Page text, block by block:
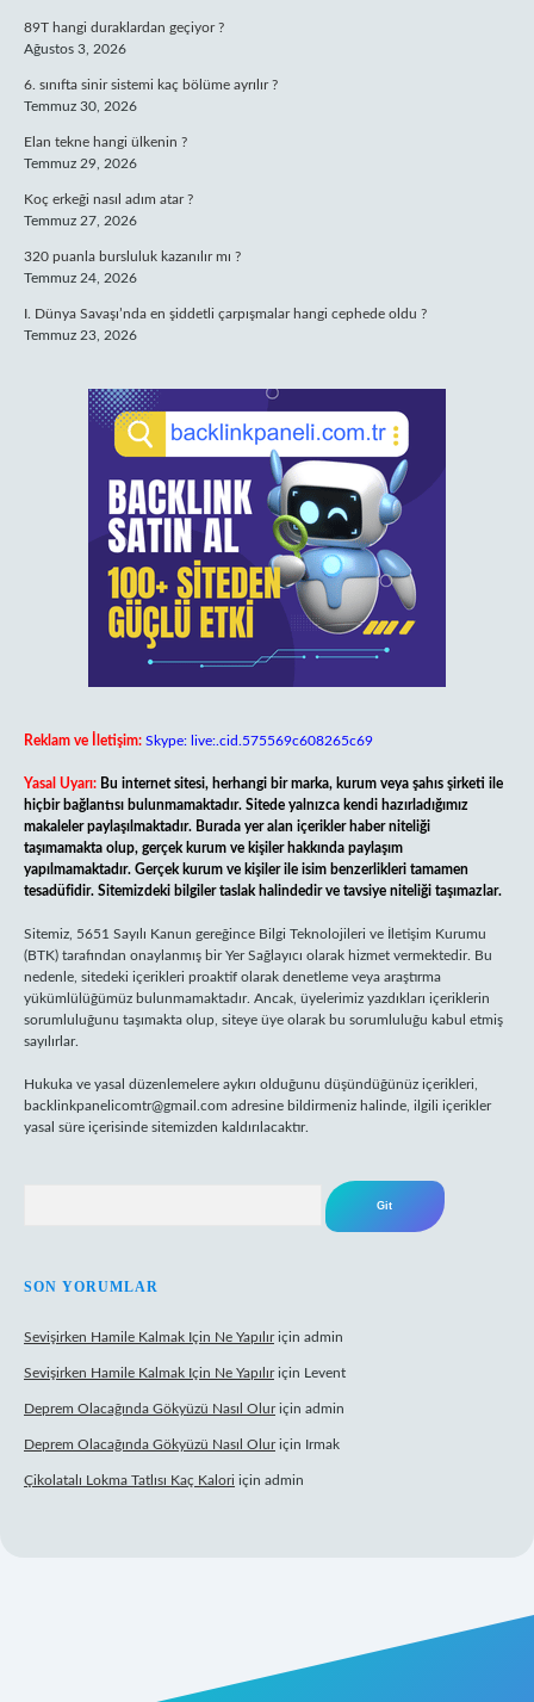
89T hangi duraklardan geçiyor ?
Ağustos 3, 2026
6. sınıfta sinir sistemi kaç bölüme ayrılır ?
Temmuz 30, 2026
Elan tekne hangi ülkenin ?
Temmuz 29, 2026
Koç erkeği nasıl adım atar ?
Temmuz 27, 2026
320 puanla bursluluk kazanılır mı ?
Temmuz 24, 2026
I. Dünya Savaşı’nda en şiddetli çarpışmalar hangi cephede oldu ?
Temmuz 23, 2026
Reklam ve İletişim: Skype: live:.cid.575569c608265c69
Yasal Uyarı: Bu internet sitesi, herhangi bir marka, kurum veya şahıs şirketi ile
hiçbir bağlantısı bulunmamaktadır. Sitede yalnızca kendi hazırladığımız
makaleler paylaşılmaktadır. Burada yer alan içerikler haber niteliği
taşımamakta olup, gerçek kurum ve kişiler hakkında paylaşım
yapılmamaktadır. Gerçek kurum ve kişiler ile isim benzerlikleri tamamen
tesadüfidir. Sitemizdeki bilgiler taslak halindedir ve tavsiye niteliği taşımazlar.
Sitemiz, 5651 Sayılı Kanun gereğince Bilgi Teknolojileri ve İletişim Kurumu
(BTK) tarafından onaylanmış bir Yer Sağlayıcı olarak hizmet vermektedir. Bu
nedenle, sitedeki içerikleri proaktif olarak denetleme veya araştırma
yükümlülüğümüz bulunmamaktadır. Ancak, üyelerimiz yazdıkları içeriklerin
sorumluluğunu taşımakta olup, siteye üye olarak bu sorumluluğu kabul etmiş
sayılırlar.
Hukuka ve yasal düzenlemelere aykırı olduğunu düşündüğünüz içerikleri,
backlinkpanelicomtr@gmail.com adresine bildirmeniz halinde, ilgili içerikler
yasal süre içerisinde sitemizden kaldırılacaktır.
SON YORUMLAR
Sevişirken Hamile Kalmak Için Ne Yapılıriçin admin
Sevişirken Hamile Kalmak Için Ne Yapılıriçin Levent
Deprem Olacağında Gökyüzü Nasıl Oluriçin admin
Deprem Olacağında Gökyüzü Nasıl Oluriçin Irmak
Çikolatalı Lokma Tatlısı Kaç Kalori için admin